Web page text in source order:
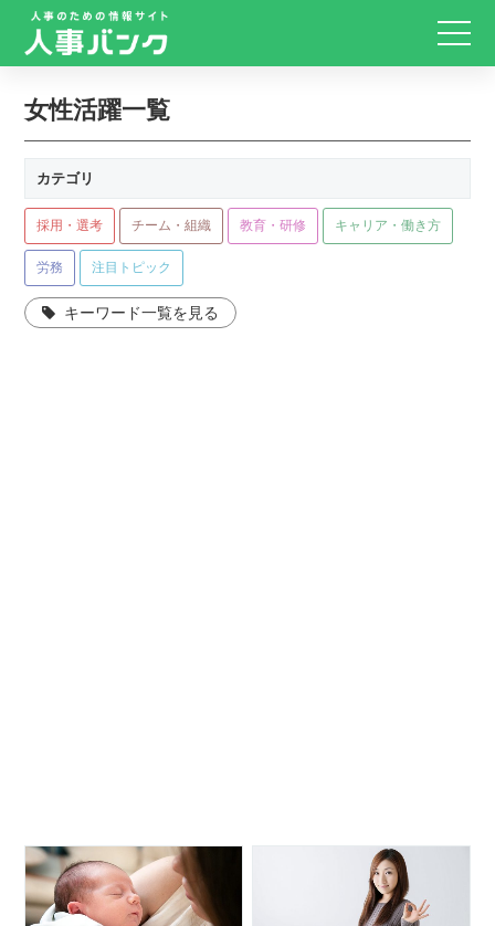
女性活躍一覧
カテゴリ
採用・選考 チーム・組織 教育・研修 キャリア・働き方
労務 注目トピック
キーワード一覧を見る